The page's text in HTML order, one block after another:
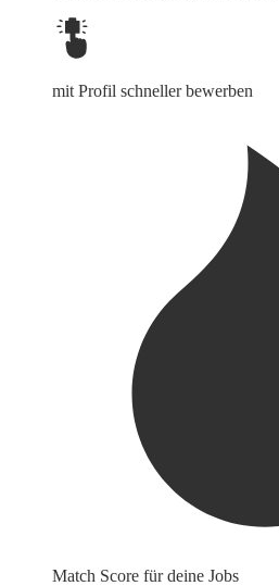
mit Profil schneller bewerben
Match Score für deine Jobs